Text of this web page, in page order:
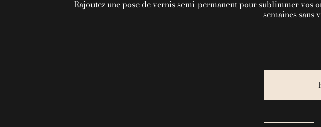
Rajoutez une pose de vernis semi-permanent pour sublimmer vos
semaines sans